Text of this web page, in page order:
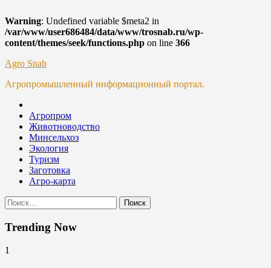
Warning: Undefined variable $meta2 in
/var/www/user686484/data/www/trosnab.ru/wp-
content/themes/seek/functions.php on line 366
Skip
content
Agro Snab
Агропромышленный информационный портал.
Агропром
Животноводство
Минсельхоз
Экология
Туризм
Заготовка
Агро-карта
Найти:
Trending Now
1